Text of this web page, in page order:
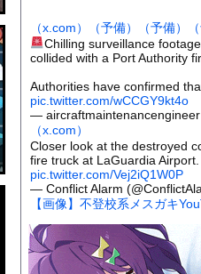
海面水温が平年より2.6℃高い異常
【画像】滋賀の可愛すぎる学生さ
勢いよく放水しているところに顔
【動画】ヒョウ2頭が木に登って激
【黒歴史】こういう昔の大学ヤリ
韓国人「安貞桓が韓国代表に激怒
ケンタッキーとか言う唐揚げ屋ｗ
【画像】このAVが性癖ブッ刺さ
【悲報】味噌ラーメンで行列、出
【中国】男の子が爆竹に点火 マン
（x.com） （予備） （予備）
Chilling surveillance
collided with a Port Authority
Authorities have confirmed
pic.twitter.com/wCCGY9kt4o
—
（x.com）
Closer look at the destroyed
fire truck at LaGuardia
pic.twitter.com/Vej2iQ1W0P
— Conflict Alarm
【画像】不登校系メスガキ